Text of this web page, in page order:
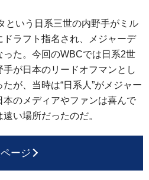
という日系三世の内野手がミル
ラフト指名され、メジャーデ
った。今回のWBCでは日系2世
が日本のリードオフマンとし
が、当時は“日系人”がメジャー
本のメディアやファンは喜んで
い場所だったのだ。
ージ